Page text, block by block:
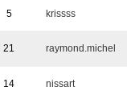
5 krissss
21 raymond.michel
14 nissart